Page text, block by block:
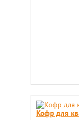
Кофр для